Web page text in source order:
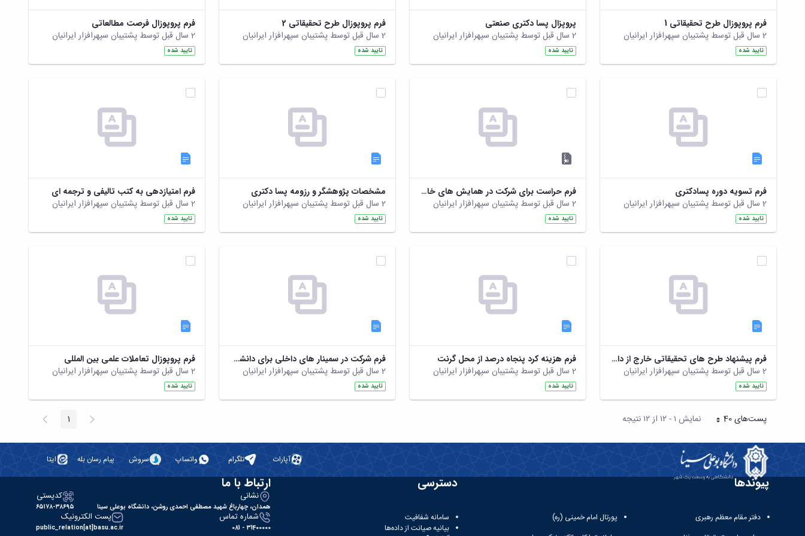
فرم پروپوزال طرح تحقیقاتی 1
2 سال قبل توسط پشتیبان سپهرافزار ایرانیان
تایید شده
پروپزال پسا دکتری صنعتی
2 سال قبل توسط پشتیبان سپهرافزار ایرانیان
تایید شده
فرم پروپوزال طرح تحقیقاتی 2
2 سال قبل توسط پشتیبان سپهرافزار ایرانیان
تایید شده
فرم پروپوزال فرصت مطالعاتی
2 سال قبل توسط پشتیبان سپهرافزار ایرانیان
تایید شده
فرم تسویه دوره پسادکتری
2 سال قبل توسط پشتیبان سپهرافزار ایرانیان
تایید شده
فرم حراست برای شرکت در همایش های خارج کشور.zip
2 سال قبل توسط پشتیبان سپهرافزار ایرانیان
تایید شده
مشخصات پژوهشگر و رزومه پسا دکتری
2 سال قبل توسط پشتیبان سپهرافزار ایرانیان
تایید شده
فرم امتیازدهی به کتب تالیفی و ترجمه ای
2 سال قبل توسط پشتیبان سپهرافزار ایرانیان
تایید شده
فرم پیشنهاد طرح های تحقیقاتی خارج از دانشگاه
2 سال قبل توسط پشتیبان سپهرافزار ایرانیان
تایید شده
فرم هزینه کرد پنجاه درصد از محل گرنت
2 سال قبل توسط پشتیبان سپهرافزار ایرانیان
تایید شده
فرم شرکت در سمینار های داخلی برای دانشجویان تحصیلات تکمیلی.doc
2 سال قبل توسط پشتیبان سپهرافزار ایرانیان
تایید شده
فرم پروپوزال تعاملات علمی بین المللی
2 سال قبل توسط پشتیبان سپهرافزار ایرانیان
تایید شده
پست‌‌های 40هر صفحه نمایش ۱ - ۱۲ از ۱۲ نتیجه پیغام
قبلی صفحه1 صفحه
بعد
آپارات تلگرام واتساپ سروش پیام رسان بله ایتا
پیوندها
دفتر مقام معظم رهبری
پورتال امام خمینی (ره)
دسترسی
سامانه شفافیت
بیانیه صیانت از داده‌ها
ارتباط با ما
نشانی
همدان، چهارباغ شهید مصطفی احمدی روشن، دانشگاه بوعلی سینا
کدپستی
۶۵۱۷۸-۳۸۶۹۵
شماره تماس
31400000 - 081
پست الکترونیک
public_relation[at]basu.ac.ir